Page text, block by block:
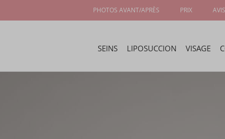
SEINS LIPOSUCCION VISAGE
PHOTOS AVANT/APRÈS PRIX AVIS